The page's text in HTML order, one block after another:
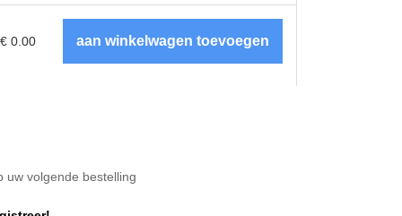
€ 0.00
uw volgende bestelling